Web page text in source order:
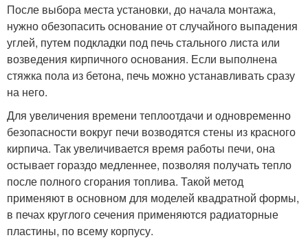
После выбора места установки, до начала монтажа,
нужно обезопасить основание от случайного выпадения
углей, путем подкладки под печь стального листа или
возведения кирпичного основания. Если выполнена
стяжка пола из бетона, печь можно устанавливать сразу
на него.
Для увеличения времени теплоотдачи и одновременно
безопасности вокруг печи возводятся стены из красного
кирпича. Так увеличивается время работы печи, она
остывает гораздо медленнее, позволяя получать тепло
после полного сгорания топлива. Такой метод
применяют в основном для моделей квадратной формы,
в печах круглого сечения применяются радиаторные
пластины, по всему корпусу.